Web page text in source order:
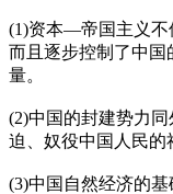
(1)资本—帝国主义不
而且逐步控制了中国
量。
(2)中国的封建势力
迫、奴役中国人民的
(3)中国自然经济的